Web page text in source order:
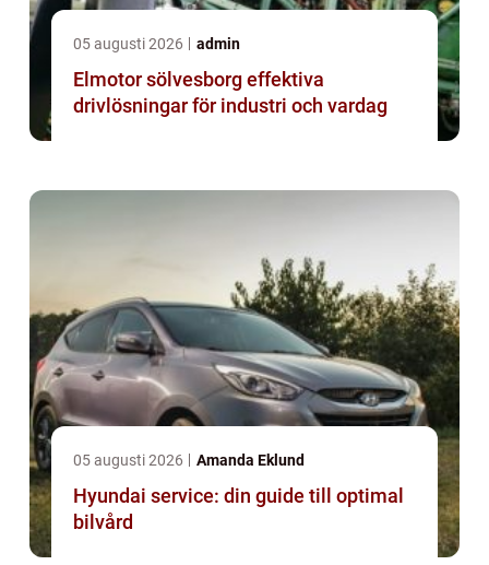
05 augusti 2026 admin
Elmotor sölvesborg effektiva
drivlösningar för industri och vardag
05 augusti 2026 Amanda Eklund
Hyundai service: din guide till optimal
bilvård